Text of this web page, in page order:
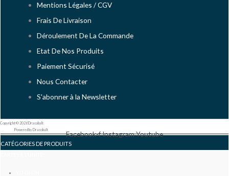
Mentions Légales / CGV
Frais De Livraison
Déroulement De La Commande
Etat De Nos Produits
Paiement Sécurisé
Nous Contacter
S'abonner à la Newsletter
Copyright © 2026 Dracobalt
Powered by Dracobalt
Facebook-fInstagramYoutube
CATÉGORIES DE PRODUITS